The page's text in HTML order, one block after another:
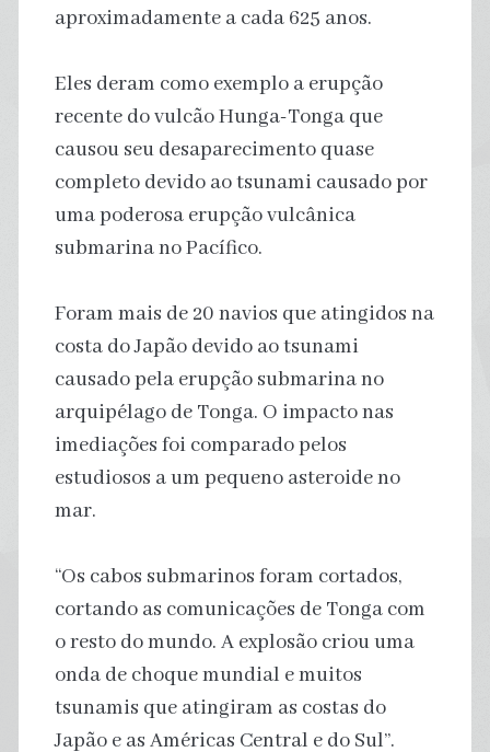
aproximadamente a cada 625 anos.
Eles deram como exemplo a erupção
recente do vulcão Hunga-Tonga que
causou seu desaparecimento quase
completo devido ao tsunami causado por
uma poderosa erupção vulcânica
submarina no Pacífico.
Foram mais de 20 navios que atingidos na
costa do Japão devido ao tsunami
causado pela erupção submarina no
arquipélago de Tonga. O impacto nas
imediações foi comparado pelos
estudiosos a um pequeno asteroide no
mar.
“Os cabos submarinos foram cortados,
cortando as comunicações de Tonga com
o resto do mundo. A explosão criou uma
onda de choque mundial e muitos
tsunamis que atingiram as costas do
Japão e as Américas Central e do Sul”.